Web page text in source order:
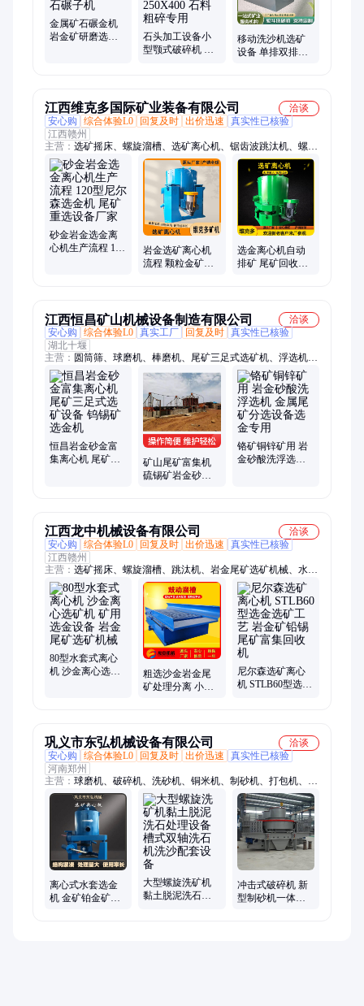
金属矿石碾金机
岩金矿研磨选金
石头加工设备小
型颚式破碎机 时
移动洗沙机选矿
设备 单排双排三
江西维克多国际矿业装备有限公司
洽谈
安心购
综合体验L0 回复及时 出价迅速
真实性已核验
江西赣州
主营： 选矿摇床、螺旋溜槽、选矿离心机、锯齿波跳汰机、螺旋
洗沙机、细沙回收机、滚筒洗矿机、滚筒筛沙机、鼓动溜槽、振
动筛、球磨机、三头研磨机、小型磁选管、盘式真空过滤机、单
槽浮选机、轮斗洗沙机、XJT浸出搅拌机、XMB棒磨机、锥形球
磨机、密封式制样机、XPF圆盘粉碎机、实验室鄂式破碎机、锤
式破碎机、行星球磨机
砂金岩金选金离
心机生产流程 120
岩金选矿离心机
流程 颗粒金矿物
选金离心机自动
排矿 尾矿回收富
江西恒昌矿山机械设备制造有限公司
洽谈
安心购
综合体验L0 真实工厂 回复及时 真实性已核验
湖北十堰
主营： 圆筒筛、球磨机、棒磨机、尾矿三足式选矿机、浮选机、
洗矿机、破碎机、制砂机、洗砂机、分级机、选矿摇床、螺旋溜
槽、跳汰机、振动筛、制沙机、洗沙机、选矿设备、选金设备、
金矿设备、选金生产线、金矿生产线、离心选矿机、尼尔森选矿
机、选矿离心机
恒昌岩金砂金富
集离心机 尾矿三
矿山尾矿富集机
硫锡矿岩金砂除
铬矿铜锌矿用 岩
金砂酸洗浮选机
江西龙中机械设备有限公司
洽谈
安心购
综合体验L0 回复及时 出价迅速
真实性已核验
江西赣州
主营： 选矿摇床、螺旋溜槽、跳汰机、岩金尾矿选矿机械、水套
离心机、螺旋洗砂机、滚筒筛、鼓动溜槽、铜米机、单槽浮选
机、多槽浮选机、振动筛、盘式真空过滤机、浸出搅拌机、锥形
球磨机、圆盘粉碎机、轮斗式洗沙机、破碎机、标准振筛机、筛
沙机、行星球磨机、混汞机、研磨机、球磨机、磁选管、三头研
磨机
80型水套式离心
机 沙金离心选矿
粗选沙金岩金尾
矿处理分离 小型
尼尔森选矿离心
机 STLB60型选金
巩义市东弘机械设备有限公司
洽谈
安心购
综合体验L0 回复及时 出价迅速
真实性已核验
河南郑州
主营： 球磨机、破碎机、洗砂机、铜米机、制砂机、打包机、制
粒机、洗沙机、粉碎机、造粒机、烘干机、振动筛、跳汰机、棒
磨机、沙石带、粉磨设备、干燥设备、破碎设备、洗沙设备、包
装设备、破碎制沙、筛分设备、破碎制砂、锯末木屑、烘干设备
离心式水套选金
机 金矿铂金矿重
大型螺旋洗矿机
黏土脱泥洗石处
冲击式破碎机 新
型制砂机一体机